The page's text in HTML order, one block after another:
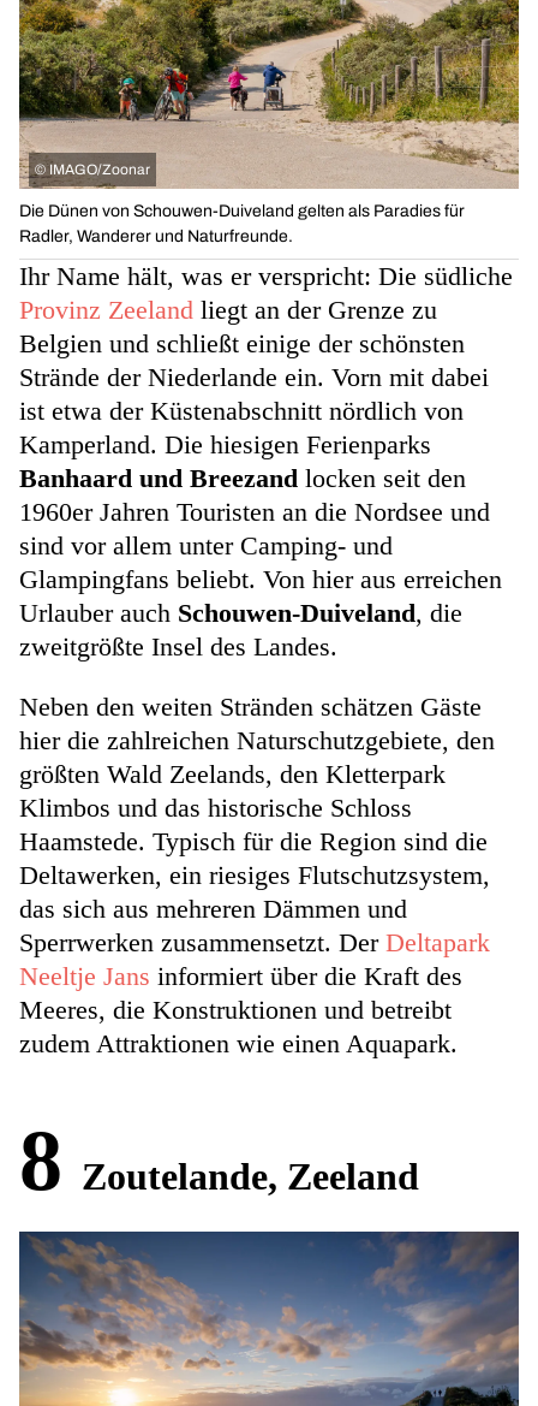
© IMAGO/Zoonar
Die Dünen von Schouwen-Duiveland gelten als Paradies für
Radler, Wanderer und Naturfreunde.
Ihr Name hält, was er verspricht: Die südliche
Provinz Zeeland liegt an der Grenze zu
Belgien und schließt einige der schönsten
Strände der Niederlande ein. Vorn mit dabei
ist etwa der Küstenabschnitt nördlich von
Kamperland. Die hiesigen Ferienparks
Banhaard und Breezand locken seit den
1960er Jahren Touristen an die Nordsee und
sind vor allem unter Camping- und
Glampingfans beliebt. Von hier aus erreichen
Urlauber auch Schouwen-Duiveland, die
zweitgrößte Insel des Landes.
Neben den weiten Stränden schätzen Gäste
hier die zahlreichen Naturschutzgebiete, den
größten Wald Zeelands, den Kletterpark
Klimbos und das historische Schloss
Haamstede. Typisch für die Region sind die
Deltawerken, ein riesiges Flutschutzsystem,
das sich aus mehreren Dämmen und
Sperrwerken zusammensetzt. Der Deltapark
Neeltje Jans informiert über die Kraft des
Meeres, die Konstruktionen und betreibt
zudem Attraktionen wie einen Aquapark.
8 Zoutelande, Zeeland